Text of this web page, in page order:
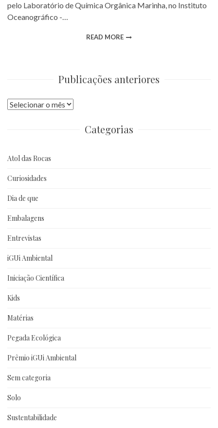
pelo Laboratório de Química Orgânica Marinha, no Instituto
Oceanográfico -…
READ MORE
Publicações anteriores
Publicações
Categorias
Atol das Rocas
Curiosidades
Dia de que
Embalagens
Entrevistas
iGUi Ambiental
Iniciação Científica
Kids
Matérias
Pegada Ecológica
Prêmio iGUi Ambiental
Sem categoria
Solo
Sustentabilidade